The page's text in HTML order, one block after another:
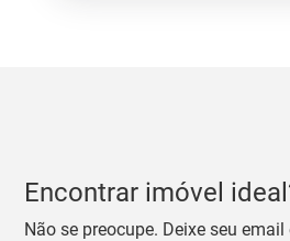
Encontrar imóvel
Não se preocupe. Deixe seu